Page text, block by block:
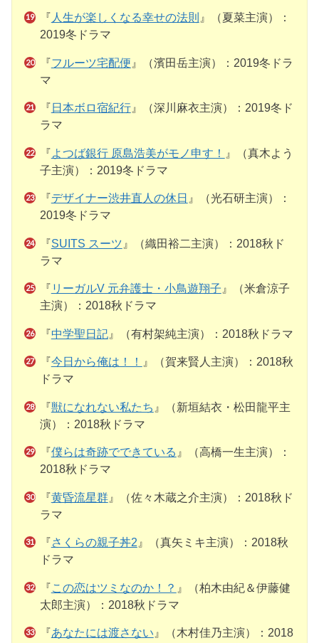
『 人生が楽しくなる幸せの法則 』（夏菜主演）：
2019冬ドラマ
『フルーツ宅配便 』（濱田岳主演）：2019冬ドラ
マ
『 日本ボロ宿紀行』（深川麻衣主演）：2019冬ド
ラマ
『よつば銀行 原島浩美がモノ申す！
』（真木よう
子主演）：2019冬ドラマ
『デザイナー渋井直人の休日 』（光石研主演）：
2019冬ドラマ
『SUITS スーツ 』（織田裕二主演）：2018秋ド
ラマ
『 リーガルV 元弁護士・小鳥遊翔子 』（米倉涼子
主演）：2018秋ドラマ
『中学聖日記』（有村架純主演）：2018秋ドラマ
『今日から俺は！！
』（賀来賢人主演）：2018秋
ドラマ
『獣になれない私たち 』（新垣結衣・松田龍平主
演）：2018秋ドラマ
『僕らは奇跡でできている 』（高橋一生主演）：
2018秋ドラマ
『黄昏流星群』（佐々木蔵之介主演）：2018秋ド
ラマ
『さくらの親子丼2 』（真矢ミキ主演）：2018秋
ドラマ
『この恋はツミなのか！？ 』（柏木由紀＆伊藤健
太郎主演）：2018秋ドラマ
『あなたには渡さない 』（木村佳乃主演）：2018